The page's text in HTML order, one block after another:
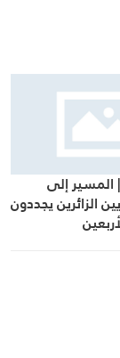
المسير إلى
الزائرين يجددون